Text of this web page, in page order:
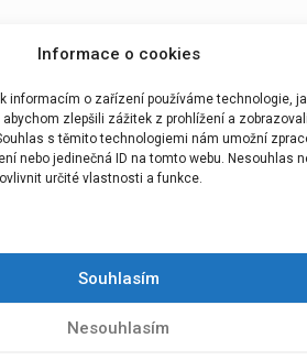
Informace o cookies
informacím o zařízení používáme technologie,
zlepšili zážitek z prohlížení a
s těmito technologiemi nám umožní
nebo jedinečná ID na tomto webu. Nesouhlas
určité vlastnosti a funkce.
Souhlasím
Nesouhlasím